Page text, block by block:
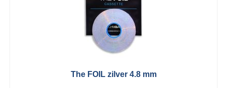
The FOIL zilver 4.8 mm